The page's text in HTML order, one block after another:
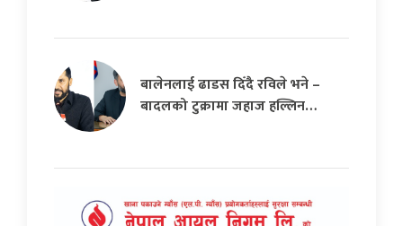
बालेनलाई ढाडस दिँदै रविले भने –
बादलको टुक्रामा जहाज हल्लिन…